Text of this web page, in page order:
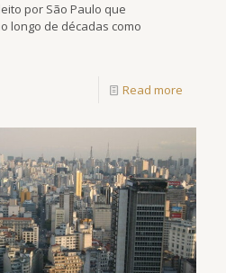
por São Paulo que
longo de décadas como
Read more